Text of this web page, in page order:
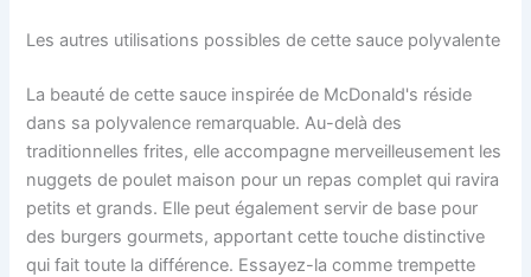
Les autres utilisations possibles de cette sauce polyvalente
La beauté de cette sauce inspirée de McDonald's réside
dans sa polyvalence remarquable. Au-delà des
traditionnelles frites, elle accompagne merveilleusement les
nuggets de poulet maison pour un repas complet qui ravira
petits et grands. Elle peut également servir de base pour
des burgers gourmets, apportant cette touche distinctive
qui fait toute la différence. Essayez-la comme trempette